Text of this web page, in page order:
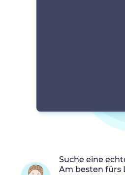
Suche eine
Am besten fürs